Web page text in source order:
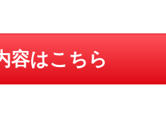
容はこちら